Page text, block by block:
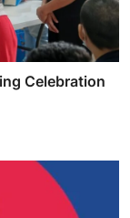
Celebration